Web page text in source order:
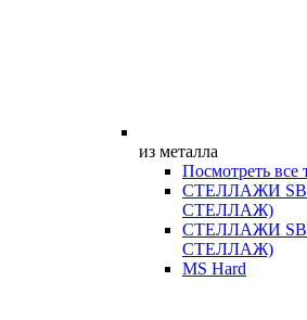
из металла
Посмотреть все
СТЕЛЛАЖИ SB
СТЕЛЛАЖ)
СТЕЛЛАЖИ
СТЕЛЛАЖ)
MS Hard